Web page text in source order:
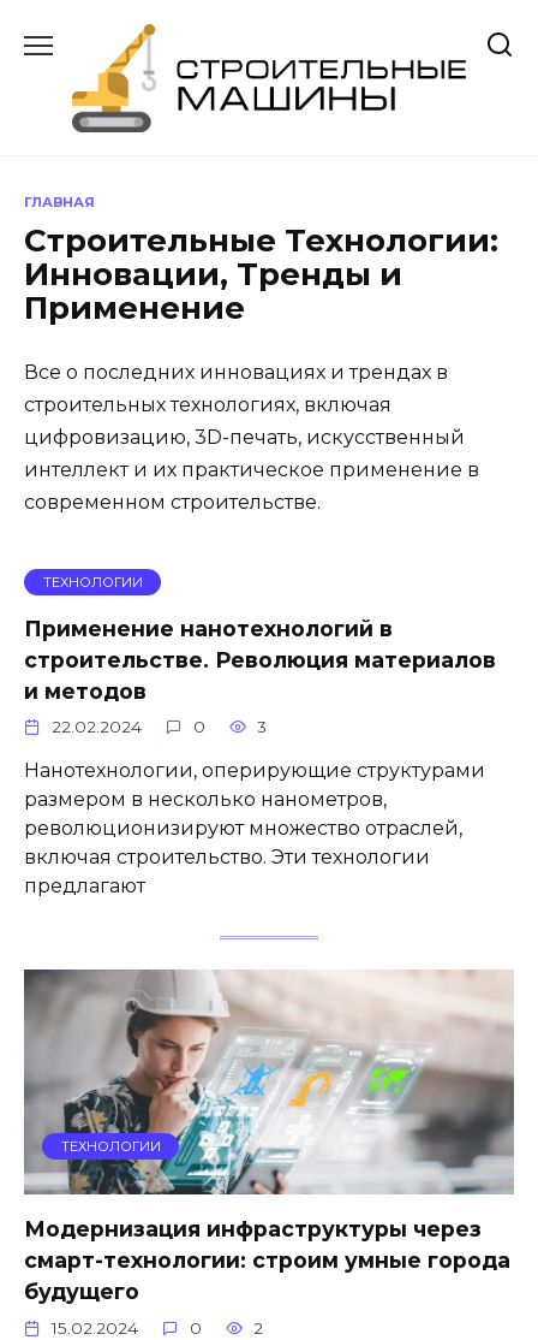
содержанию
ГЛАВНАЯ
Строительные Технологии:
Инновации, Тренды и
Применение
Все о последних инновациях и трендах в
строительных технологиях, включая
цифровизацию, 3D-печать, искусственный
интеллект и их практическое применение в
современном строительстве.
ТЕХНОЛОГИИ
Применение нанотехнологий в
строительстве. Революция материалов
и методов
22.02.2024 0 3
Нанотехнологии, оперирующие структурами
размером в несколько нанометров,
революционизируют множество отраслей,
включая строительство. Эти технологии
предлагают
ТЕХНОЛОГИИ
Модернизация инфраструктуры через
смарт-технологии: строим умные города
будущего
15.02.2024 0 2